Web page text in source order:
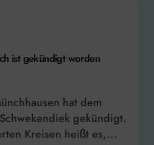
ist gekündigt worden
gekündigt.
Kreisen heißt es,...